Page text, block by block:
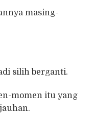
masing-
silih berganti.
momen itu yang